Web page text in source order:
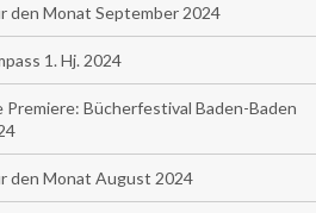
den Monat September 2024
1. Hj. 2024
Bücherfestival Baden-Baden
den Monat August 2024